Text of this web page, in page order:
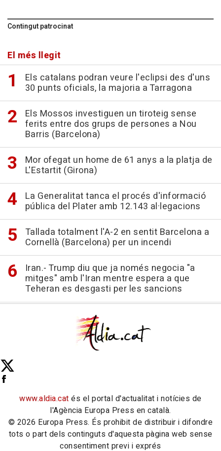
Contingut patrocinat
El més llegit
Els catalans podran veure l'eclipsi des d'uns
30 punts oficials, la majoria a Tarragona
Els Mossos investiguen un tiroteig sense
ferits entre dos grups de persones a Nou
Barris (Barcelona)
Mor ofegat un home de 61 anys a la platja de
L'Estartit (Girona)
La Generalitat tanca el procés d'informació
pública del Plater amb 12.143 al·legacions
Tallada totalment l'A-2 en sentit Barcelona a
Cornellà (Barcelona) per un incendi
Iran.- Trump diu que ja només negocia "a
mitges" amb l'Iran mentre espera a que
Teheran es desgasti per les sancions
www.aldia.cat és el portal d'actualitat i notícies de
l'Agència Europa Press en català.
© 2026 Europa Press. És prohibit de distribuir i difondre
tots o part dels continguts d'aquesta pàgina web sense
consentiment previ i exprés